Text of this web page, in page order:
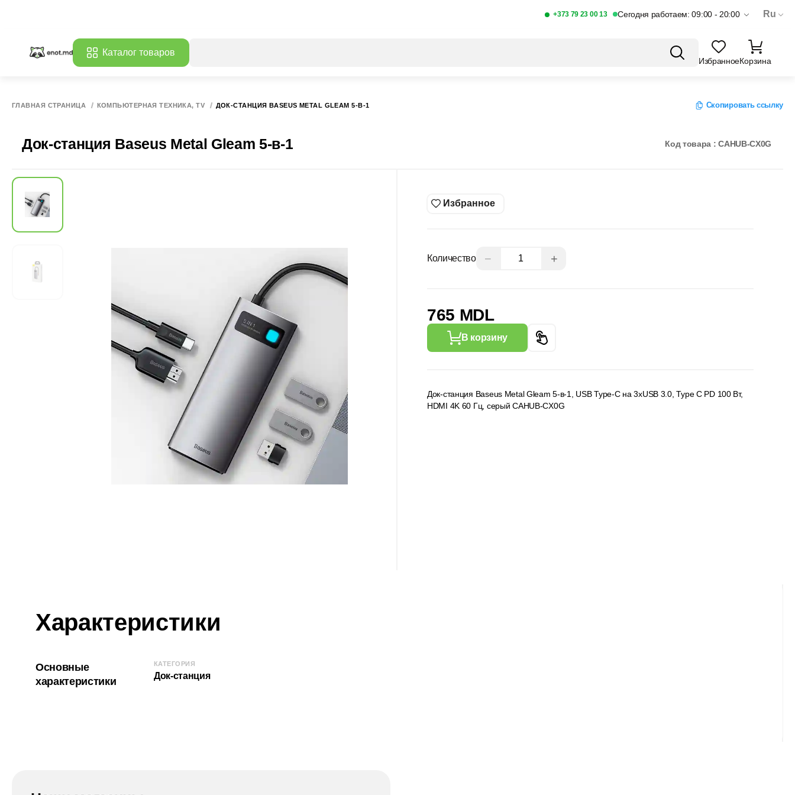
+373 79 23 00 13 Сегодня работаем: 09:00 - 20:00 Ru
Каталог товаров
ИзбранноеКорзина
ГЛАВНАЯ СТРАНИЦА КОМПЬЮТЕРНАЯ ТЕХНИКА, TV ДОК-СТАНЦИЯ BASEUS METAL GLEAM 5-В-1 Скопировать ссылку
Док-станция Baseus Metal Gleam 5-в-1 Код товара : CAHUB-CX0G
Избранное
Количество − +
765 MDL
В корзину
Док-станция Baseus Metal Gleam 5-в-1, USB Type-C на 3xUSB 3.0, Type C PD 100 Вт,
HDMI 4K 60 Гц, серый CAHUB-CX0G
Характеристики
Основные
характеристики
КАТЕГОРИЯ
Док-станция